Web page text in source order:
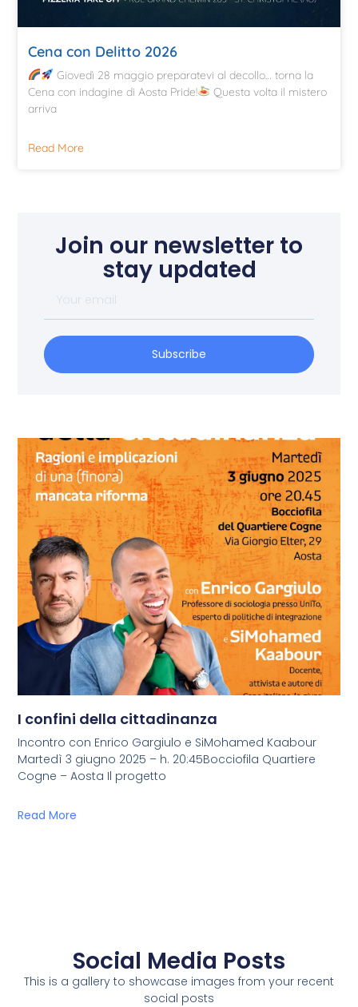
Cena con Delitto 2026
Giovedì 28 maggio preparatevi al decollo… torna la
Cena con indagine di Aosta Pride!
Questa volta il mistero
arriva
Read More
Join our newsletter to
stay updated
Subscribe
I confini della cittadinanza
Incontro con Enrico Gargiulo e SiMohamed Kaabour
Martedì 3 giugno 2025 – h. 20:45Bocciofila Quartiere
Cogne – Aosta Il progetto
Read More
Social Media Posts
This is a gallery to showcase images from your recent
social posts